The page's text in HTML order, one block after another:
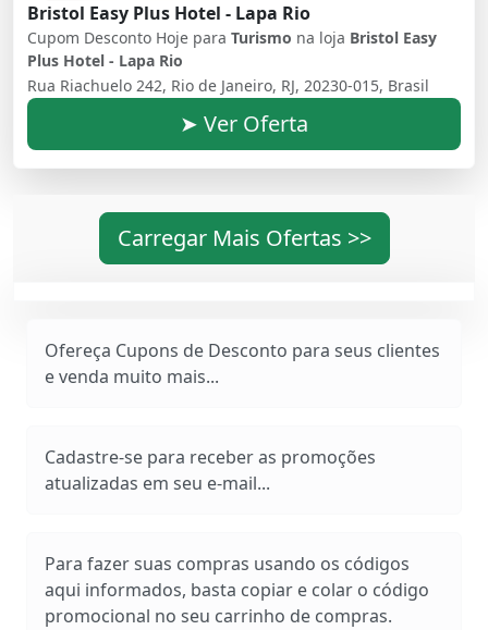
Bristol Easy Plus Hotel - Lapa Rio
Cupom Desconto Hoje para Turismo na loja Bristol Easy
Plus Hotel - Lapa Rio
Rua Riachuelo 242, Rio de Janeiro, RJ, 20230-015, Brasil
➤ Ver Oferta
Carregar Mais Ofertas >>
Ofereça Cupons de Desconto para seus clientes
e venda muito mais...
Cadastre-se para receber as promoções
atualizadas em seu e-mail...
Para fazer suas compras usando os códigos
aqui informados, basta copiar e colar o código
promocional no seu carrinho de compras.